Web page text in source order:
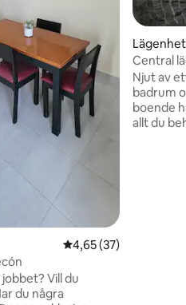
4,65 av 5 i
4,65 (37)
Vill du
du några
Central
Njut av
badrum
boende
allt du